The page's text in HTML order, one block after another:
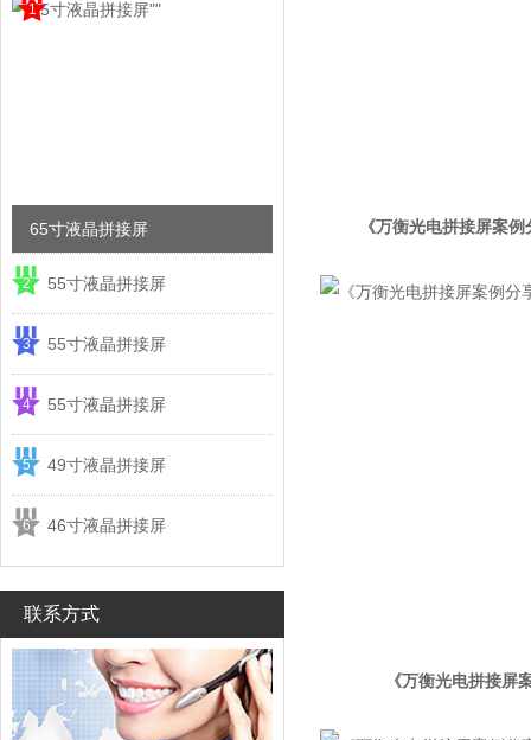
1
65寸液晶拼接屏
2 55寸液晶拼接屏
3 55寸液晶拼接屏
4 55寸液晶拼接屏
5 49寸液晶拼接屏
6 46寸液晶拼接屏
联系方式
《万衡光电拼接屏案
《万衡光电拼接屏